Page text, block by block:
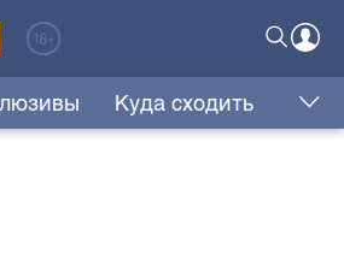
Куда сходить